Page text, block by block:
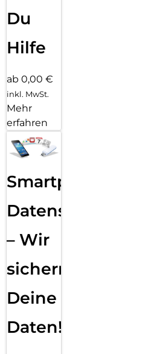
Du
Hilfe
ab 0,00 €
inkl. MwSt.
Mehr
erfahren
Smartphone
Datensicherung
– Wir
sichern
Deine
Daten!